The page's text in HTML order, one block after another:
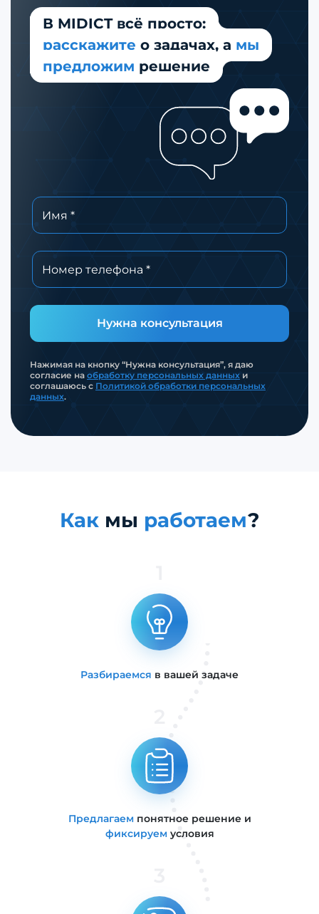
В MIDICT всё просто:
расскажите о задачах, а мы
предложим решение
Нужна консультация
Нажимая на кнопку “Нужна консультация”, я даю
согласие на обработку персональных данных и
соглашаюсь с Политикой обработки персональных
данных.
Как мы работаем?
Разбираемся в вашей задаче
Предлагаемпонятное решение и
фиксируемусловия